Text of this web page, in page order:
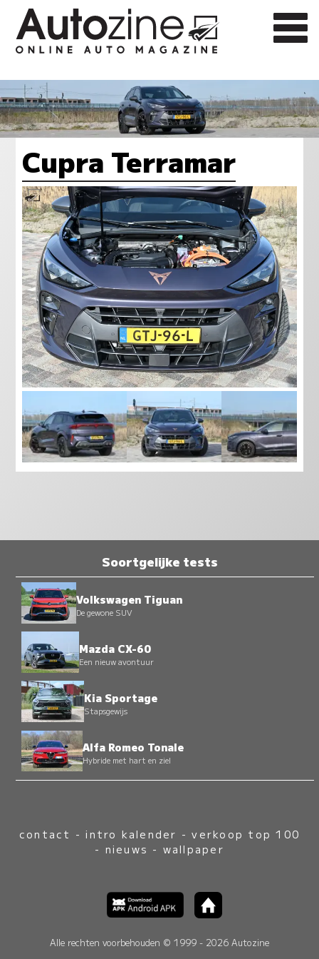
Cupra Terramar
Soortgelijke tests
Volkswagen Tiguan
De gewone SUV
Mazda CX-60
Een nieuw avontuur
Kia Sportage
Stapsgewijs
Alfa Romeo Tonale
Hybride met hart en ziel
contact -intro kalender -verkoop top 100
- nieuws - wallpaper
Alle rechten voorbehouden © 1999 - 2026 Autozine